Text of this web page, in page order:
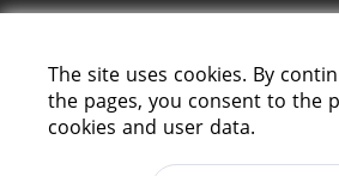
The site uses cookies. By
the pages, you consent to the
cookies and user data.